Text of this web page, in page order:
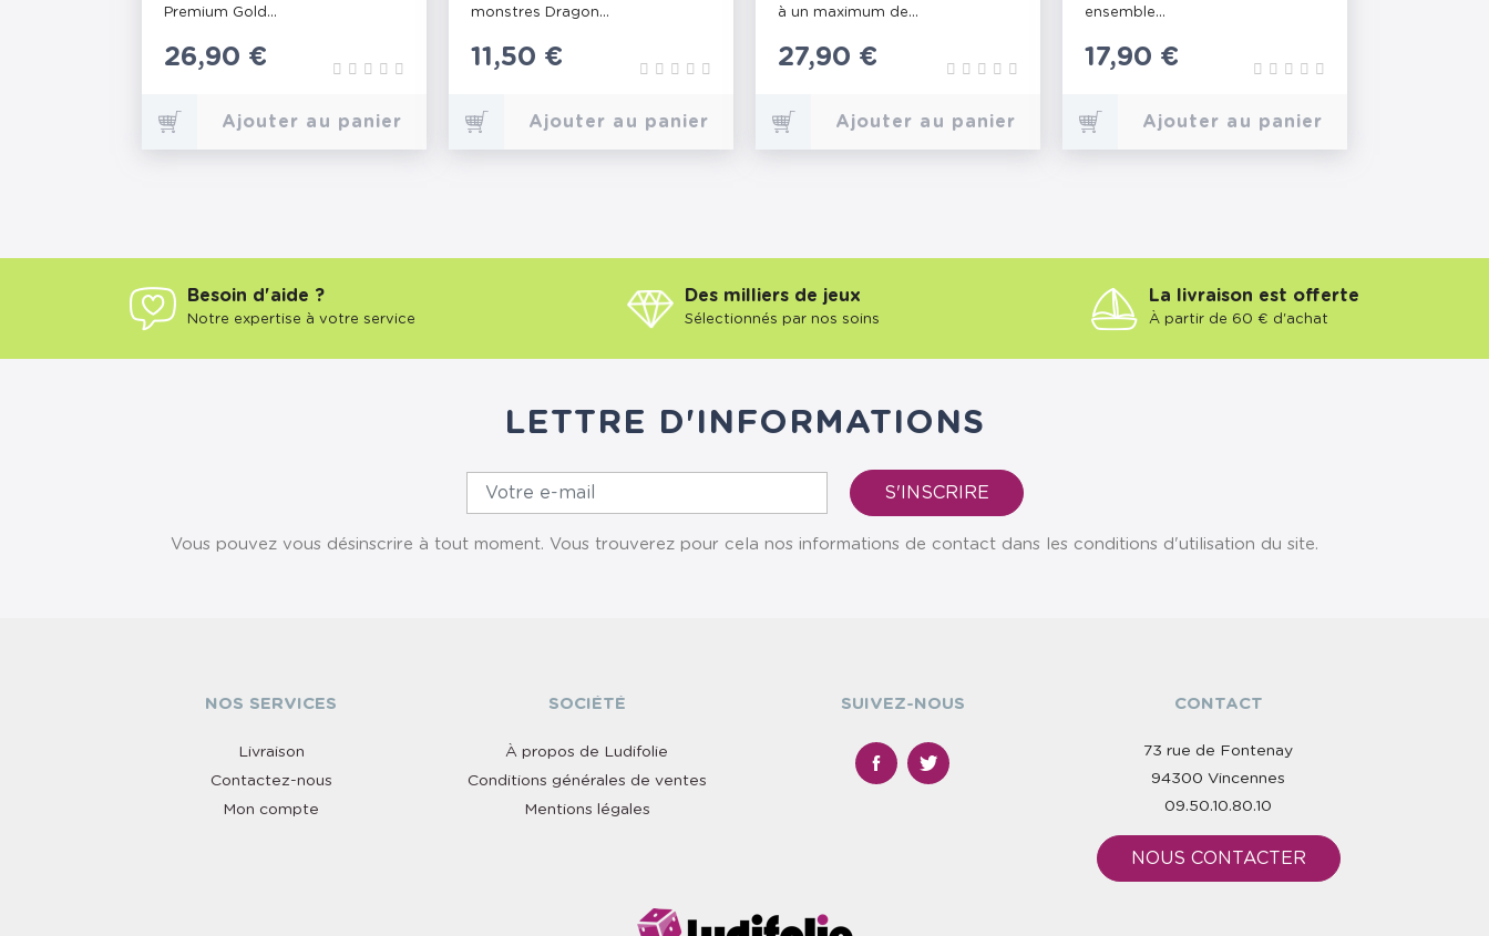
Premium Gold...
Prix
26,90 €
Ajouter au panier
monstres Dragon...
Prix
11,50 €
Ajouter au panier
à un maximum de...
Prix
27,90 €
Ajouter au panier
ensemble...
Prix
17,90 €
Ajouter au panier
Besoin d'aide ?
Notre expertise à votre service
Des milliers de jeux
Sélectionnés par nos soins
La livraison est offerte
À partir de 60 € d'achat
LETTRE D'INFORMATIONS
Vous pouvez vous désinscrire à tout moment. Vous trouverez pour cela nos informations de contact dans les conditions d'utilisation du site.
NOS SERVICES
Livraison
Contactez-nous
Mon compte
SOCIÉTÉ
À propos de Ludifolie
Conditions générales de ventes
Mentions légales
SUIVEZ-NOUS CONTACT
73 rue de Fontenay
94300 Vincennes
09.50.10.80.10
NOUS CONTACTER